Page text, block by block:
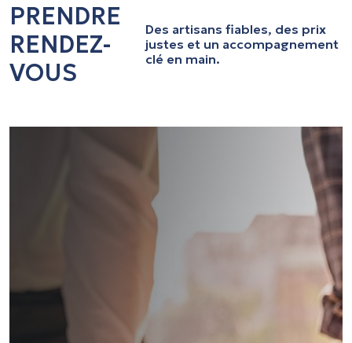
PRENDRE
RENDEZ-
VOUS
Des artisans fiables, des prix
justes et un accompagnement
clé en main.